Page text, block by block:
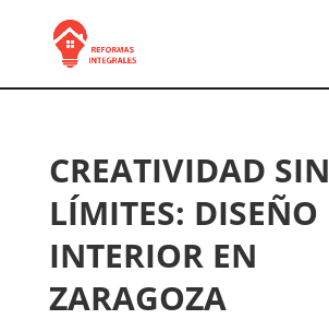
CREATIVIDAD SIN
LÍMITES: DISEÑO
INTERIOR EN
ZARAGOZA